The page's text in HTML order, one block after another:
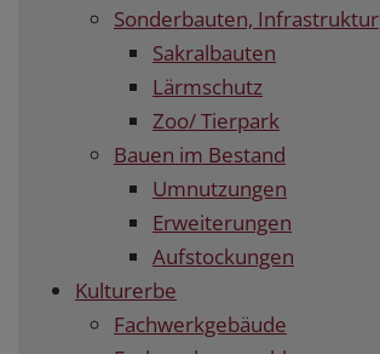
Sonderbauten, Infrastruktur
Sakralbauten
Lärmschutz
Zoo/ Tierpark
Bauen im Bestand
Umnutzungen
Erweiterungen
Aufstockungen
Kulturerbe
Fachwerkgebäude